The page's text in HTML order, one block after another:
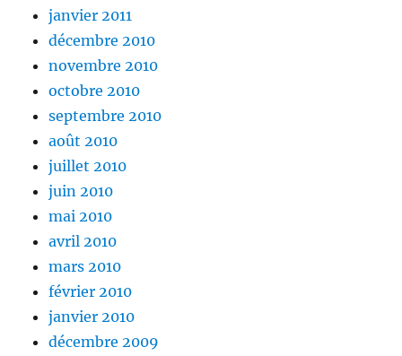
janvier 2011
décembre 2010
novembre 2010
octobre 2010
septembre 2010
août 2010
juillet 2010
juin 2010
mai 2010
avril 2010
mars 2010
février 2010
janvier 2010
décembre 2009